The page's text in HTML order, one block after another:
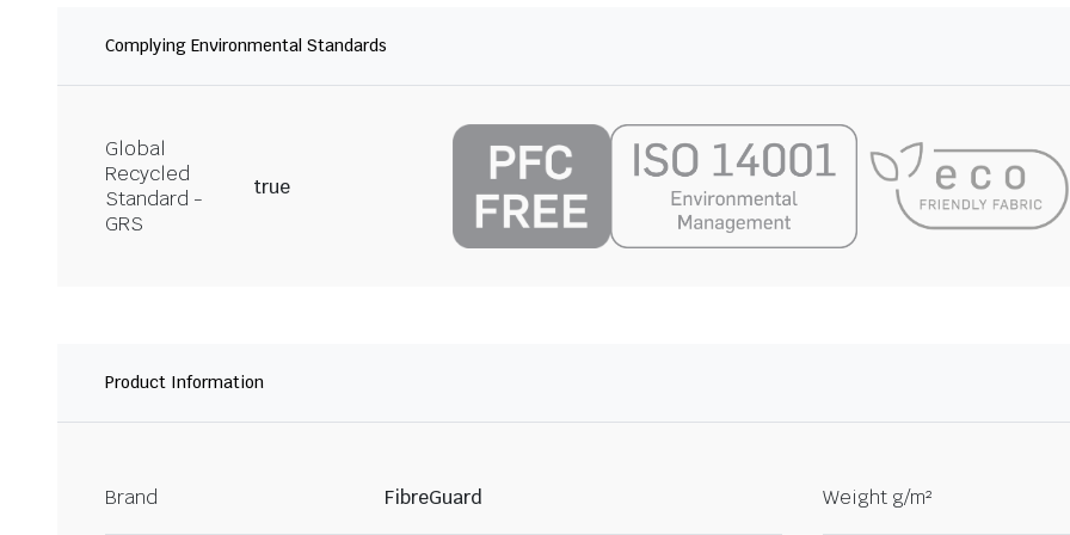
Complying Environmental Standards
Global
Recycled
Standard -
GRS
true
Product Information
Brand FibreGuard Weight g/m²